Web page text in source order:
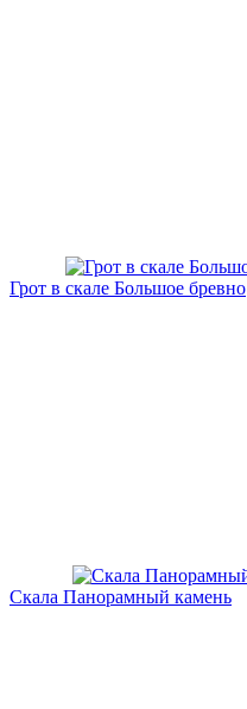
Грот в скале Большое бревно
Скала Панорамный камень